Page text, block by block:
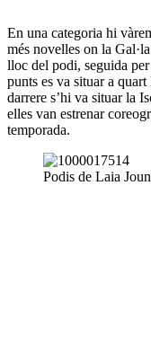
En una categoria hi
més novelles on la
lloc del podi, seguida
punts es va situar a
darrere s’hi va situar la
elles van estrenar
temporada.
Podis de Laia